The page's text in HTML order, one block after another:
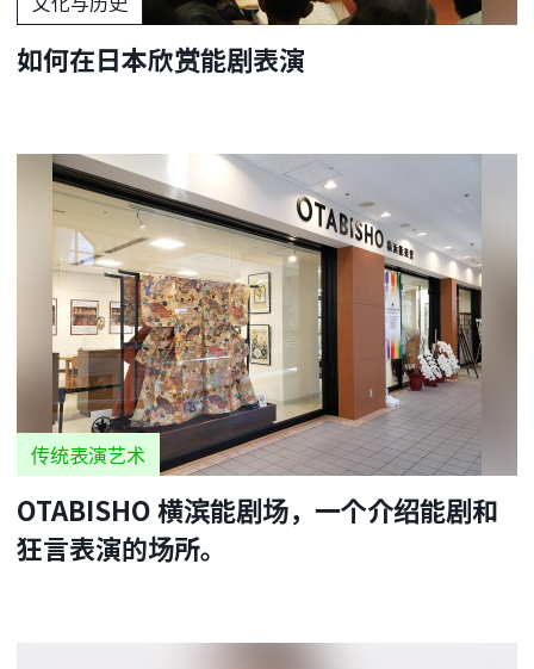
如何在日本欣赏能剧表演
传统表演艺术
OTABISHO 横滨能剧场，一个介绍能剧和
狂言表演的场所。